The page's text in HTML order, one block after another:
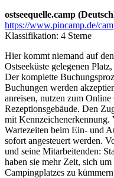
ostseequelle.camp
https://www.pincamp.de/
Klassifikation: 4 Sterne
Hier kommt niemand auf
Ostseeküste gelegenen
Der komplette
Buchungen werden
anreisen, nutzen zum
Rezeptionsgebäude. Den
mit
Wartezeiten beim Ein- und
sofort angesteuert werden.
und seine Mitarbeitenden:
haben sie mehr Zeit, sich
Campingplatzes zu